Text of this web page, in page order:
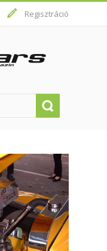
Regisztráció